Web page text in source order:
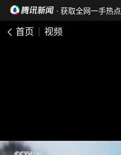
· 获取全网一手热点
首页 视频